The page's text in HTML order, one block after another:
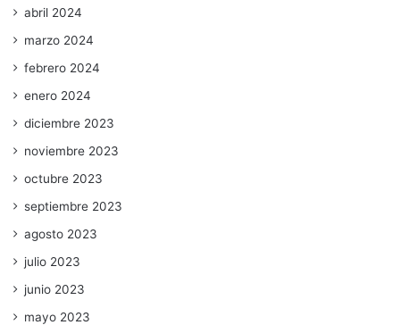
abril 2024
marzo 2024
febrero 2024
enero 2024
diciembre 2023
noviembre 2023
octubre 2023
septiembre 2023
agosto 2023
julio 2023
junio 2023
mayo 2023